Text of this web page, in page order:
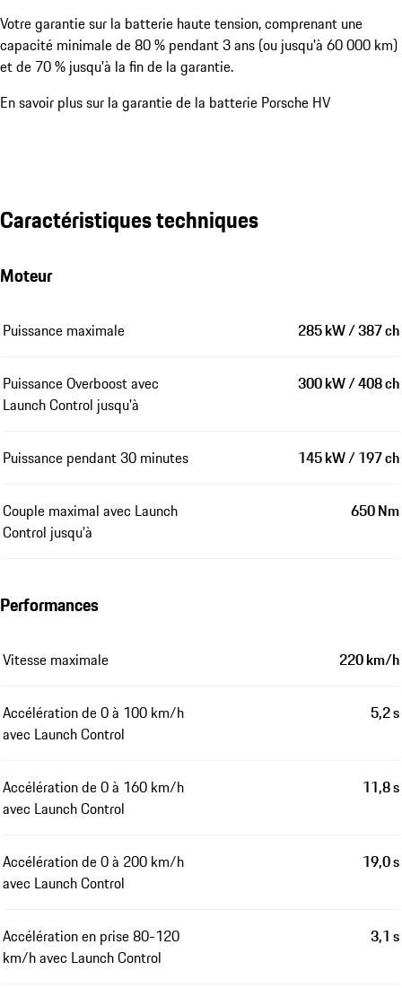
Votre garantie sur la batterie haute tension, comprenant une
capacité minimale de 80 % pendant 3 ans (ou jusqu'à 60 000 km)
et de 70 % jusqu'à la fin de la garantie.
En savoir plus sur la garantie de la batterie Porsche HV
Caractéristiques techniques
Moteur
Puissance maximale 285 kW / 387 ch
Puissance Overboost avec
Launch Control jusqu'à
300 kW / 408 ch
Puissance pendant 30 minutes 145 kW / 197 ch
Couple maximal avec Launch
Control jusqu'à
650 Nm
Performances
Vitesse maximale 220 km/h
Accélération de 0 à 100 km/h
avec Launch Control
5,2 s
Accélération de 0 à 160 km/h
avec Launch Control
11,8 s
Accélération de 0 à 200 km/h
avec Launch Control
19,0 s
Accélération en prise 80-120
km/h avec Launch Control
3,1 s